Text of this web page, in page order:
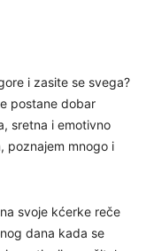
i zasite se svega?
postane dobar
sretna i emotivno
poznajem mnogo i
svoje kćerke reče
dana kada se